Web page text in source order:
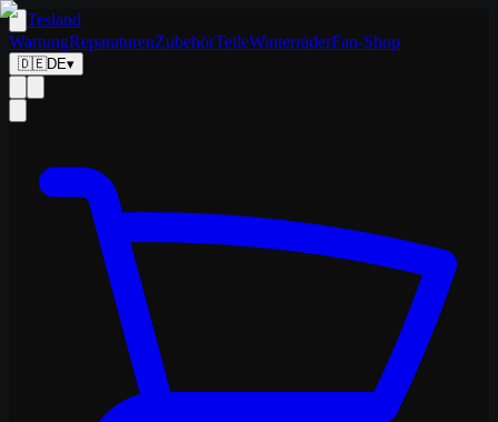
Tesland
WartungReparaturenZubehörTeileWinterräderFan-Shop
🇩🇪DE▾